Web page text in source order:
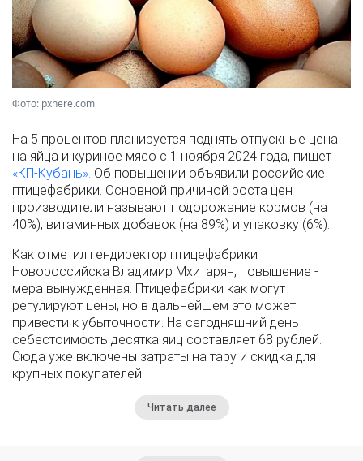
Фото: pxhere.com
На 5 процентов планируется поднять отпускные цена
на яйца и куриное мясо с 1 ноября 2024 года, пишет
«КП-Кубань». Об повышении объявили российские
птицефабрики. Основной причиной роста цен
производители называют подорожание кормов (на
40%), витаминных добавок (на 89%) и упаковку (6%).
Как отметил гендиректор птицефабрики
Новороссийска Владимир Мхитарян, повышение -
мера вынужденная. Птицефабрики как могут
регулируют цены, но в дальнейшем это может
привести к убыточности. На сегодняшний день
себестоимость десятка яиц составляет 68 рублей.
Сюда уже включены затраты на тару и скидка для
крупных покупателей.
Читать далее